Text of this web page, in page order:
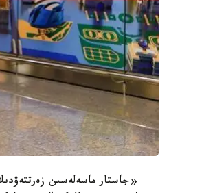
«جاستار ماسەلەسىن